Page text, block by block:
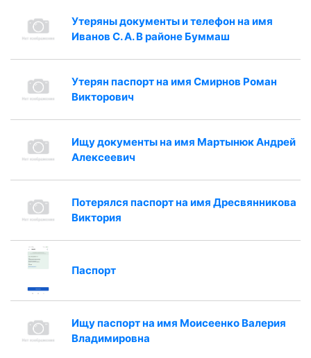
Утеряны документы и телефон на имя
Иванов С. А. В районе Буммаш
Утерян паспорт на имя Смирнов Роман
Викторович
Ищу документы на имя Мартынюк Андрей
Алексеевич
Потерялся паспорт на имя Дресвянникова
Виктория
Паспорт
Ищу паспорт на имя Моисеенко Валерия
Владимировна